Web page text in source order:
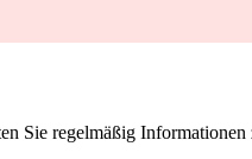
Sie regelmäßig